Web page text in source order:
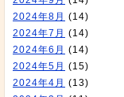
2024年8月 (14)
2024年7月 (14)
2024年6月 (14)
2024年5月 (15)
2024年4月 (13)